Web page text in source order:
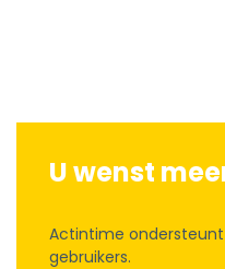
U wenst
Actintime
gebruikers.